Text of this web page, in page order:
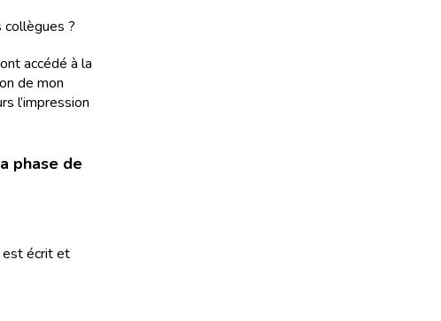
?
accédé à la
de mon
l’impression
phase de
est écrit et